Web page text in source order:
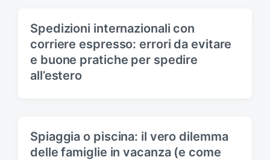
Spedizioni internazionali con
corriere espresso: errori da evitare
e buone pratiche per spedire
all’estero
Spiaggia o piscina: il vero dilemma
delle famiglie in vacanza (e come